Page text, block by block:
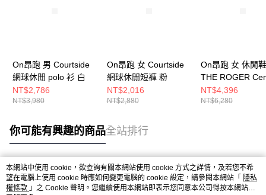
On昂跑 男 Courtside
網球休閒 polo 衫 白
NT$2,786
NT$3,980
On昂跑 女 Courtside
網球休閒短褲 粉
NT$2,016
NT$2,880
On昂跑 女 休閒鞋
THE ROGER
Court 白/石榴紅
NT$4,396
NT$6,280
你可能有興趣的商品全站排行
熱門標籤
本網站中使用 cookie，欲查詢有關本網站使用 cookie 方式之詳情，及若您不希
望在電腦上使用 cookie 時應如何變更電腦的 cookie 設定，請參閱本網站「 隱私
權條款 」之 Cookie 聲明。您繼續使用本網站即表示您同意本公司得按本網站使